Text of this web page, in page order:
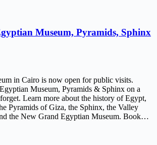
Museum, Pyramids, Sphinx
in Cairo is now open for public visits.
Museum, Pyramids & Sphinx on a
Learn more about the history of Egypt,
Pyramids of Giza, the Sphinx, the Valley
the New Grand Egyptian Museum. Book…